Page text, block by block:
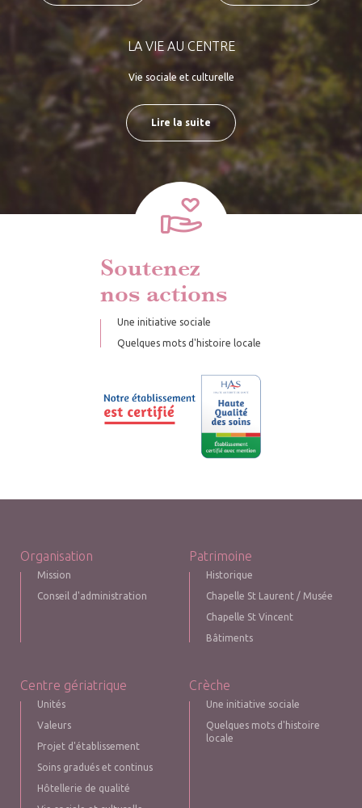
LA VIE AU CENTRE
Vie sociale et culturelle
Lire la suite
Soutenez
nos actions
Une initiative sociale
Quelques mots d'histoire locale
Organisation
Mission
Conseil d'administration
Patrimoine
Historique
Chapelle St Laurent / Musée
Chapelle St Vincent
Bâtiments
Centre gériatrique
Unités
Valeurs
Projet d'établissement
Soins gradués et continus
Hôtellerie de qualité
Crèche
Une initiative sociale
Quelques mots d'histoire
locale